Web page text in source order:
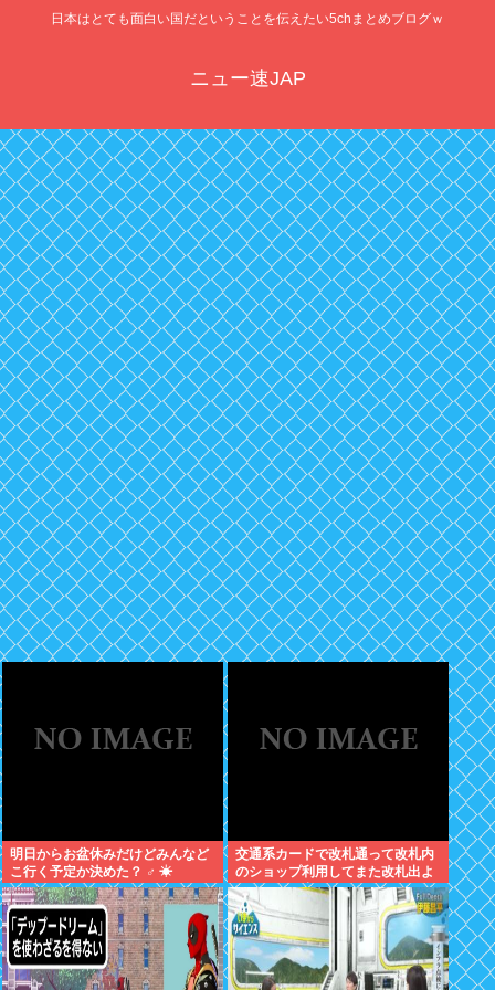
日本はとても面白い国だということを伝えたい5chまとめブログｗ
ニュー速JAP
明日からお盆休みだけどみんなど
こ行く予定か決めた？ ‍♂ ☀
交通系カードで改札通って改札内
のショップ利用してまた改札出よ
うとしたら出られなくてワロタ